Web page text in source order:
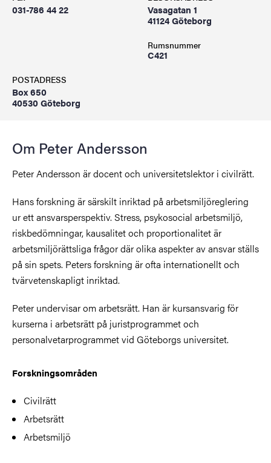
031-786 44 22
Vasagatan 1
41124 Göteborg
Rumsnummer
C421
POSTADRESS
Box 650
40530 Göteborg
Om Peter Andersson
Peter Andersson är docent och universitetslektor i civilrätt.
Hans forskning är särskilt inriktad på arbetsmiljöreglering
ur ett ansvarsperspektiv. Stress, psykosocial arbetsmiljö,
riskbedömningar, kausalitet och proportionalitet är
arbetsmiljörättsliga frågor där olika aspekter av ansvar ställs
på sin spets. Peters forskning är ofta internationellt och
tvärvetenskapligt inriktad.
Peter undervisar om arbetsrätt. Han är kursansvarig för
kurserna i arbetsrätt på juristprogrammet och
personalvetarprogrammet vid Göteborgs universitet.
Forskningsområden
Civilrätt
Arbetsrätt
Arbetsmiljö